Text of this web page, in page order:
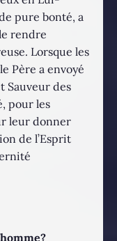
pure bonté, a
rendre
Lorsque les
Père a envoyé
Sauveur des
pour les
leur donner
de l’Esprit